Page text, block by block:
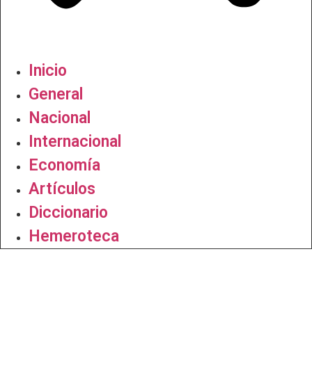
Inicio
General
Nacional
Internacional
Economía
Artículos
Diccionario
Hemeroteca